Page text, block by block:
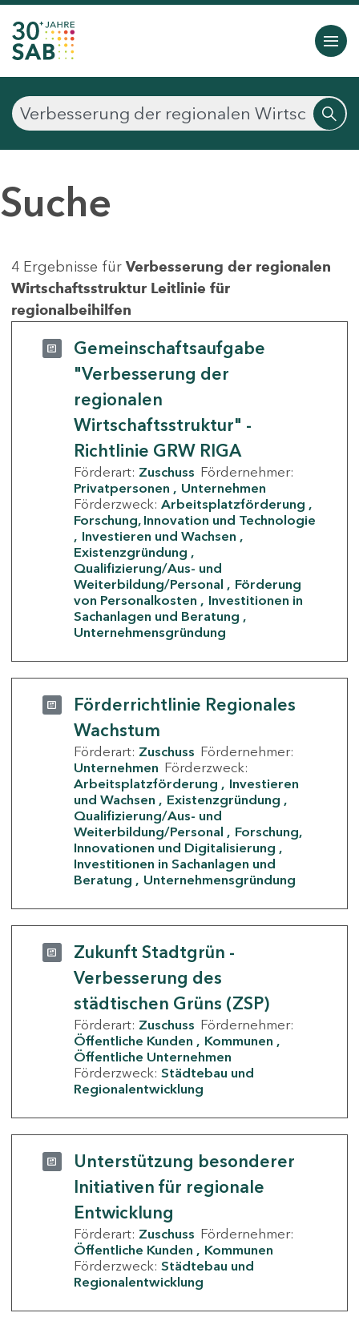
Suche
4 Ergebnisse für Verbesserung der regionalen
Wirtschaftsstruktur Leitlinie für
regionalbeihilfen
Gemeinschaftsaufgabe
"Verbesserung der
regionalen
Wirtschaftsstruktur" -
Richtlinie GRW RIGA
Förderart: Zuschuss Fördernehmer:
Privatpersonen
Unternehmen
Förderzweck: Arbeitsplatzförderung
Forschung, Innovation und Technologie
Investieren und Wachsen
Existenzgründung
Qualifizierung/Aus- und
Weiterbildung/Personal
Förderung
von Personalkosten
Investitionen in
Sachanlagen und Beratung
Unternehmensgründung
Förderrichtlinie Regionales
Wachstum
Förderart: Zuschuss Fördernehmer:
Unternehmen Förderzweck:
Arbeitsplatzförderung
Investieren
und Wachsen
Existenzgründung
Qualifizierung/Aus- und
Weiterbildung/Personal
Forschung,
Innovationen und Digitalisierung
Investitionen in Sachanlagen und
Beratung
Unternehmensgründung
Zukunft Stadtgrün -
Verbesserung des
städtischen Grüns (ZSP)
Förderart: Zuschuss Fördernehmer:
Öffentliche Kunden
Kommunen
Öffentliche Unternehmen
Förderzweck: Städtebau und
Regionalentwicklung
Unterstützung besonderer
Initiativen für regionale
Entwicklung
Förderart: Zuschuss Fördernehmer:
Öffentliche Kunden
Kommunen
Förderzweck: Städtebau und
Regionalentwicklung